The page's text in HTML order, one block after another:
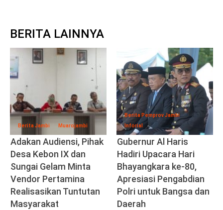
BERITA LAINNYA
Berita Jambi Muarojambi
Adakan Audiensi, Pihak
Desa Kebon IX dan
Sungai Gelam Minta
Vendor Pertamina
Realisasikan Tuntutan
Masyarakat
Berita Pemprov Jambi
Inforial
Gubernur Al Haris
Hadiri Upacara Hari
Bhayangkara ke-80,
Apresiasi Pengabdian
Polri untuk Bangsa dan
Daerah